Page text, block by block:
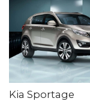
Kia Sportage